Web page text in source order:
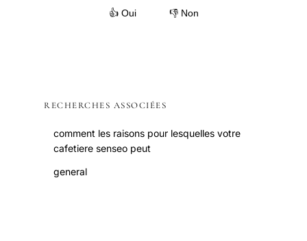
👍 Oui 👎 Non
RECHERCHES ASSOCIÉES
comment les raisons pour lesquelles votre
cafetiere senseo peut
general